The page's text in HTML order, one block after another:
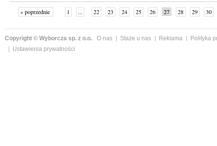
« poprzednie 1 ... 22 23 24 25 26 27 28 29
30
Copyright © Wyborcza sp. z o.o. O nas Staże u nas Reklama
Polityka
Ustawienia prywatności